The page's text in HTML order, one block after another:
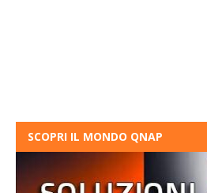
SCOPRI IL MONDO QNAP